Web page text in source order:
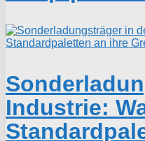
Industrie: